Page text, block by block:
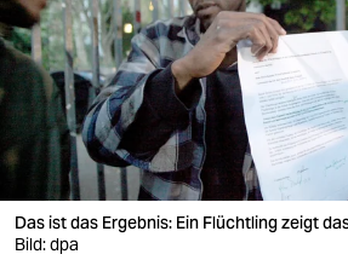
berlin
nord
wahrheit
verlag
verlag
Das ist das Ergebnis: Ein Flüchtling zeigt
Bild: dpa